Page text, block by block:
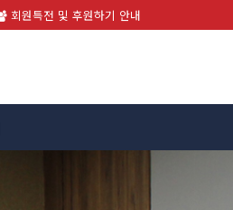
회원특전 및 후원하기 안내